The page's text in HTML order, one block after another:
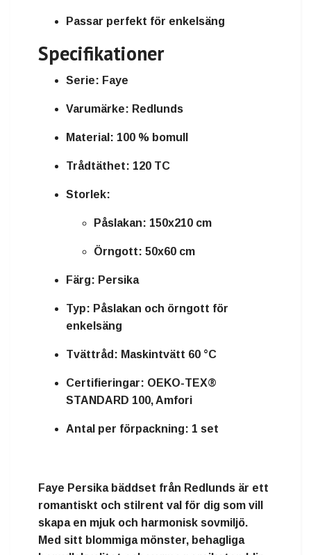
Passar perfekt för enkelsäng
Specifikationer
Serie: Faye
Varumärke: Redlunds
Material: 100 % bomull
Trådtäthet: 120 TC
Storlek:
Påslakan: 150x210 cm
Örngott: 50x60 cm
Färg: Persika
Typ: Påslakan och örngott för
enkelsäng
Tvättråd: Maskintvätt 60 °C
Certifieringar: OEKO-TEX®
STANDARD 100, Amfori
Antal per förpackning: 1 set
Faye Persika bäddset från Redlunds är ett
romantiskt och stilrent val för dig som vill
skapa en mjuk och harmonisk sovmiljö.
Med sitt blommiga mönster, behagliga